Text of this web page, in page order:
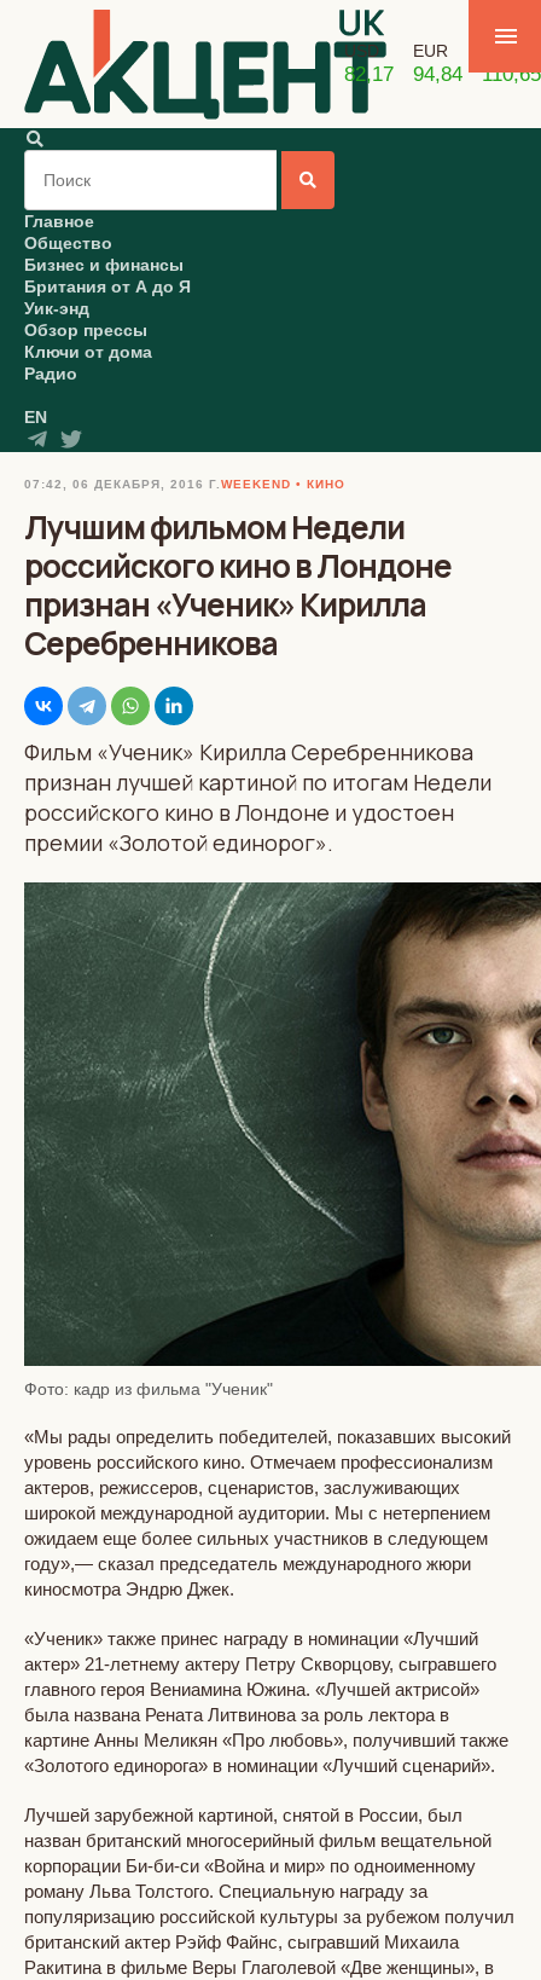
USD
82,17
EUR
94,84 110,65
Главное
Общество
Бизнес и финансы
Британия от А до Я
Уик-энд
Обзор прессы
Ключи от дома
Радио
EN
07:42, 06 ДЕКАБРЯ, 2016 Г. WEEKEND КИНО
Лучшим фильмом Недели
российского кино в Лондоне
признан «Ученик» Кирилла
Серебренникова
Фильм «Ученик» Кирилла Серебренникова
признан лучшей картиной по итогам Недели
российского кино в Лондоне и удостоен
премии «Золотой единорог».
Фото: кадр из фильма "Ученик"
«Мы рады определить победителей, показавших высокий
уровень российского кино. Отмечаем профессионализм
актеров, режиссеров, сценаристов, заслуживающих
широкой международной аудитории. Мы с нетерпением
ожидаем еще более сильных участников в следующем
году»,— сказал председатель международного жюри
киносмотра Эндрю Джек.
«Ученик» также принес награду в номинации «Лучший
актер» 21-летнему актеру Петру Скворцову, сыгравшего
главного героя Вениамина Южина. «Лучшей актрисой»
была названа Рената Литвинова за роль лектора в
картине Анны Меликян «Про любовь», получивший также
«Золотого единорога» в номинации «Лучший сценарий».
Лучшей зарубежной картиной, снятой в России, был
назван британский многосерийный фильм вещательной
корпорации Би-би-си «Война и мир» по одноименному
роману Льва Толстого. Специальную награду за
популяризацию российской культуры за рубежом получил
британский актер Рэйф Файнс, сыгравший Михаила
Ракитина в фильме Веры Глаголевой «Две женщины», в